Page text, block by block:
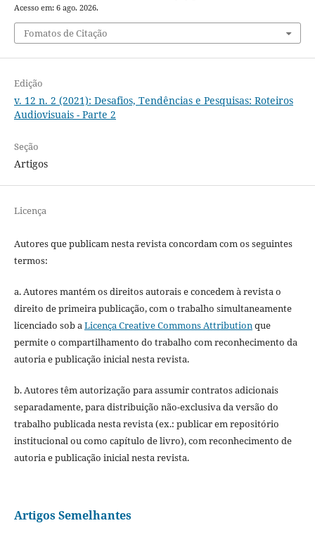
Acesso em: 6 ago. 2026.
Fomatos de Citação
Edição
v. 12 n. 2 (2021): Desafios, Tendências e Pesquisas: Roteiros
Audiovisuais - Parte 2
Seção
Artigos
Licença
Autores que publicam nesta revista concordam com os seguintes
termos:
a. Autores mantém os direitos autorais e concedem à revista o
direito de primeira publicação, com o trabalho simultaneamente
licenciado sob aLicença Creative Commons Attributionque
permite o compartilhamento do trabalho com reconhecimento da
autoria e publicação inicial nesta revista.
b. Autores têm autorização para assumir contratos adicionais
separadamente, para distribuição não-exclusiva da versão do
trabalho publicada nesta revista (ex.: publicar em repositório
institucional ou como capítulo de livro), com reconhecimento de
autoria e publicação inicial nesta revista.
Artigos Semelhantes